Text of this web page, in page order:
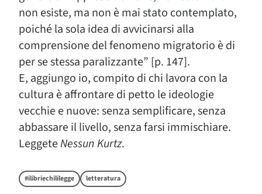
non esiste, ma non è mai stato contemplato,
poiché la sola idea di avvicinarsi alla
comprensione del fenomeno migratorio è di
per se stessa paralizzante” [p. 147].
E, aggiungo io, compito di chi lavora con la
cultura è affrontare di petto le ideologie
vecchie e nuove: senza semplificare, senza
abbassare il livello, senza farsi immischiare.
LeggeteNessun Kurtz.
#ilibriechililegge letteratura